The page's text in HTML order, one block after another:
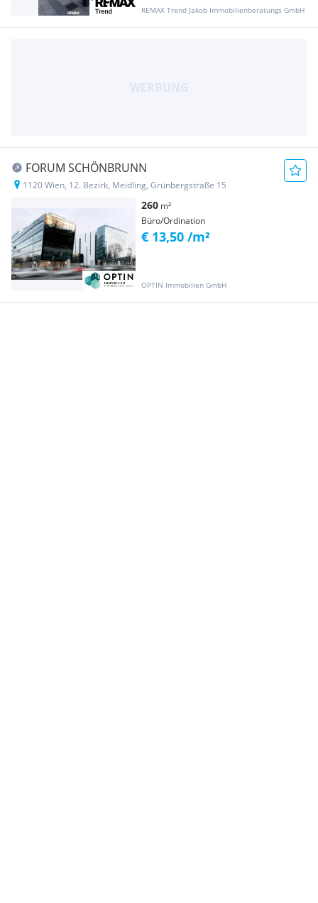
REMAX Trend Jakob Immobilienberatungs GmbH
FORUM SCHÖNBRUNN
1120 Wien, 12. Bezirk, Meidling, Grünbergstraße 15
260 m²
Büro/Ordination
OPTIN Immobilien GmbH
€ 13,50 /m²